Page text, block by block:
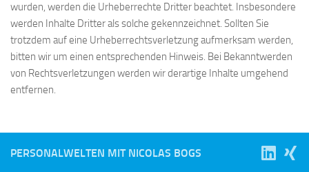
wurden, werden die Urheberrechte Dritter beachtet. Insbesondere
werden Inhalte Dritter als solche gekennzeichnet. Sollten Sie
trotzdem auf eine Urheberrechtsverletzung aufmerksam werden,
bitten wir um einen entsprechenden Hinweis. Bei Bekanntwerden
von Rechtsverletzungen werden wir derartige Inhalte umgehend
entfernen.
PERSONALWELTEN MIT NICOLAS BOGS